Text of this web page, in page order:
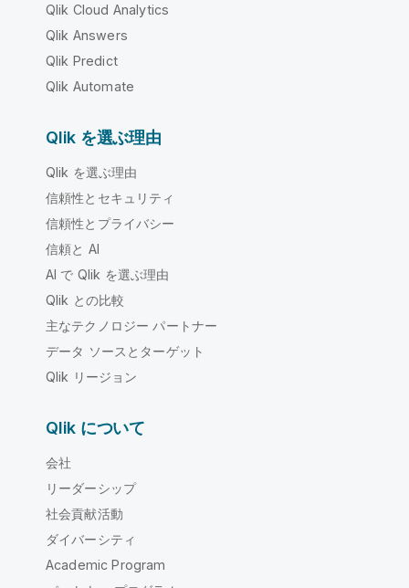
Qlik Cloud Analytics
Qlik Answers
Qlik Predict
Qlik Automate
Qlik を選ぶ理由
Qlik を選ぶ理由
信頼性とセキュリティ
信頼性とプライバシー
信頼と AI
AI で Qlik を選ぶ理由
Qlik との比較
主なテクノロジー パートナー
データ ソースとターゲット
Qlik リージョン
Qlik について
会社
リーダーシップ
社会貢献活動
ダイバーシティ
Academic Program